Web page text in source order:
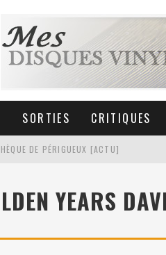
SORTIES CRITIQUES
DE PÉRIGUEUX [ACTU]
DE 6000 VINYLESYEARS